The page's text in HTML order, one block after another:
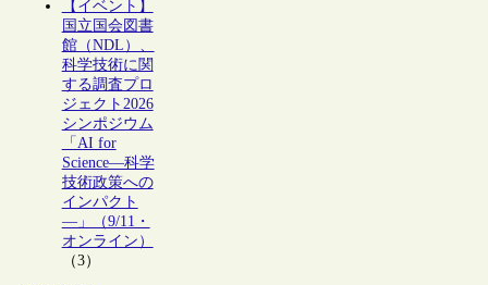
【イベント】
国立国会図書
館（NDL）、
科学技術に関
する調査プロ
ジェクト2026
シンポジウム
「AI for
Science―科学
技術政策への
インパクト
―」（9/11・
オンライン）
（3）